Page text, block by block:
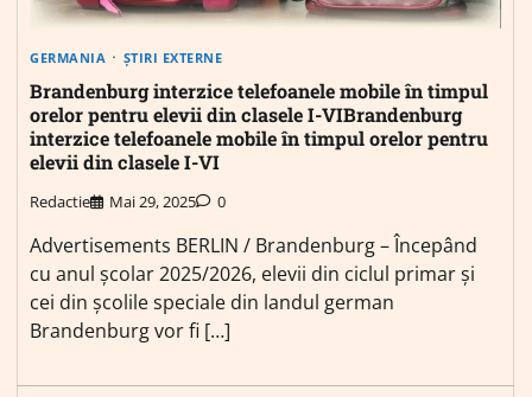
GERMANIA ȘTIRI EXTERNE
Brandenburg interzice telefoanele mobile în timpul
orelor pentru elevii din clasele I-VIBrandenburg
interzice telefoanele mobile în timpul orelor pentru
elevii din clasele I-VI
Redactie Mai 29, 2025 0
Advertisements BERLIN / Brandenburg – Începând
cu anul școlar 2025/2026, elevii din ciclul primar și
cei din școlile speciale din landul german
Brandenburg vor fi […]